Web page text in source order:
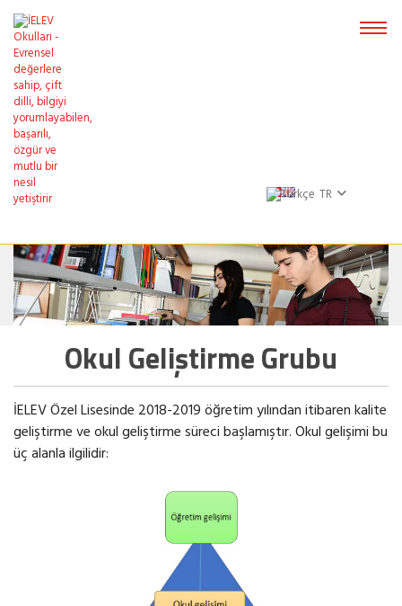
TR
Okul Geliştirme Grubu
İELEV Özel Lisesinde 2018-2019 öğretim yılından itibaren kalite
geliştirme ve okul geliştirme süreci başlamıştır. Okul gelişimi bu
üç alanla ilgilidir: